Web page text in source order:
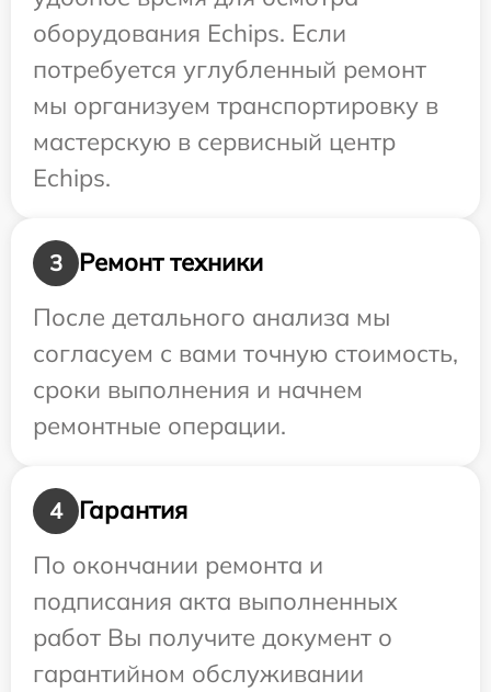
оборудования Echips. Если
потребуется углубленный ремонт
мы организуем транспортировку в
мастерскую в сервисный центр
Echips.
3
Ремонт техники
После детального анализа мы
согласуем с вами точную стоимость,
сроки выполнения и начнем
ремонтные операции.
4
Гарантия
По окончании ремонта и
подписания акта выполненных
работ Вы получите документ о
гарантийном обслуживании